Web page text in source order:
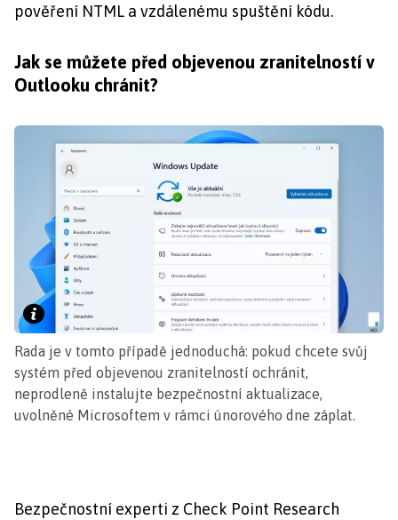
pověření NTML a vzdálenému spuštění kódu.
Jak se můžete před objevenou zranitelností v
Outlooku chránit?
Rada je v tomto případě jednoduchá: pokud chcete svůj
systém před objevenou zranitelností ochránit,
neprodleně instalujte bezpečnostní aktualizace,
uvolněné Microsoftem v rámci únorového dne záplat.
Bezpečnostní experti z Check Point Research